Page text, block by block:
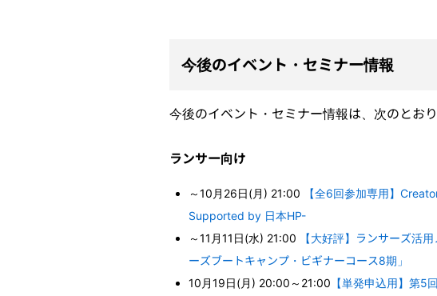
今後のイベント・セミナー情報
今後のイベント・セミナー情報は、次のとおり
ランサー向け
～10月26日(月) 21:00
【全6回参加専用】
Supported by 日本HP-
～11月11日(水) 21:00
【大好評】ランサーズ活
ーズブートキャンプ・ビギナーコース8期」
10月19日(月) 20:00～21:00 【単発申込用】第